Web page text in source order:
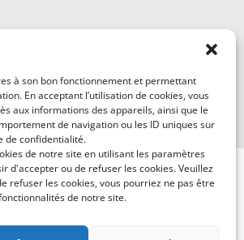
à son bon fonctionnement et permettant
En acceptant l’utilisation de cookies, vous
aux informations des appareils, ainsi que le
de navigation ou les ID uniques sur
de confidentialité.
de notre site en utilisant les paramètres
d'accepter ou de refuser les cookies. Veuillez
refuser les cookies, vous pourriez ne pas être
de notre site.